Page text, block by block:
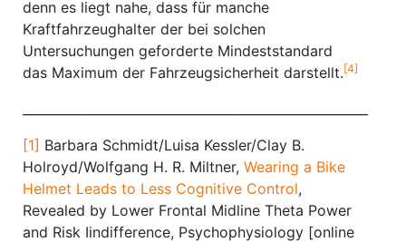
denn es liegt nahe, dass für manche
Kraftfahrzeughalter der bei solchen
Untersuchungen geforderte Mindeststandard
das Maximum der Fahrzeugsicherheit darstellt.[4]
[1] Barbara Schmidt/Luisa Kessler/Clay B.
Holroyd/Wolfgang H. R. Miltner, Wearing a Bike
Helmet Leads to Less Cognitive Control,
Revealed by Lower Frontal Midline Theta Power
and Risk Iindifference, Psychophysiology [online